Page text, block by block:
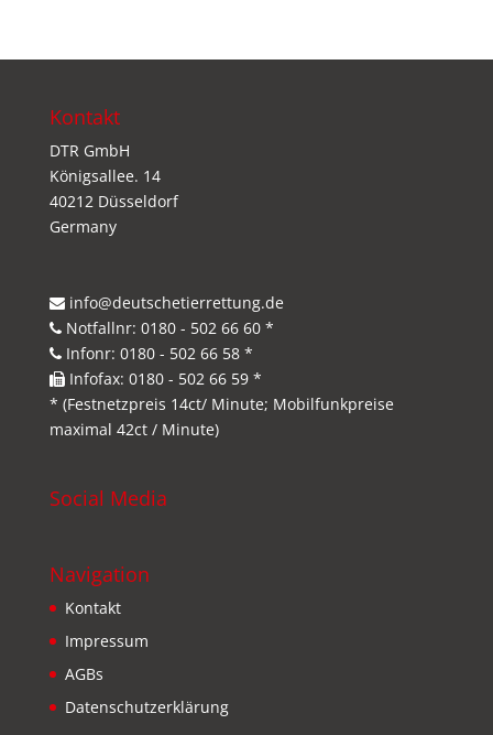
Kontakt
DTR GmbH
Königsallee. 14
40212 Düsseldorf
Germany
info@deutschetierrettung.de
Notfallnr: 0180 - 502 66 60 *
Infonr: 0180 - 502 66 58 *
Infofax: 0180 - 502 66 59 *
* (Festnetzpreis 14ct/ Minute; Mobilfunkpreise
maximal 42ct / Minute)
Social Media
Navigation
Kontakt
Impressum
AGBs
Datenschutzerklärung